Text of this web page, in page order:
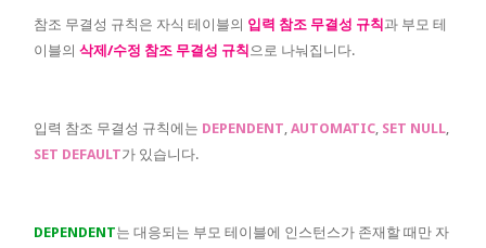
참조 무결성 규칙은 자식 테이블의 입력 참조 무결성 규칙과 부모 테
이블의 삭제/수정 참조 무결성 규칙 으로 나눠집니다.
입력 참조 무결성 규칙에는 DEPENDENT AUTOMATIC, SET NULL,
SET DEFAULT가 있습니다.
DEPENDENT는 대응되는 부모 테이블에 인스턴스가 존재할 때만 자